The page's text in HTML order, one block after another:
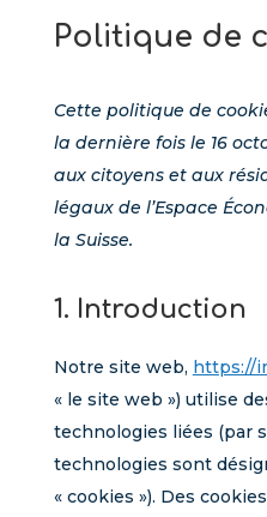
Politique de
Cette politique de
la dernière fois le 16
aux citoyens et aux
légaux de l’Espace
la Suisse.
1. Introduction
Notre site web, https://
« le site web ») utilise
technologies liées (par
technologies sont
« cookies »). Des